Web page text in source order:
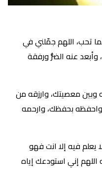
تحب، اللهم جمّلني في
عنه الضُّر ورفقة
وبين معصيتك، وارزقه من
واحفظه بحفظك، وارحمه
يعلم فيه إلا انت فهو
إني استودعك إياه